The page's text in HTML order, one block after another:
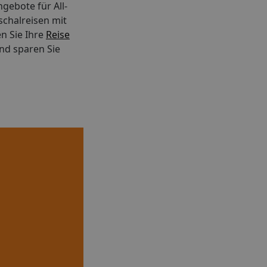
für All-
mit
Sie Ihre Reise
sparen Sie